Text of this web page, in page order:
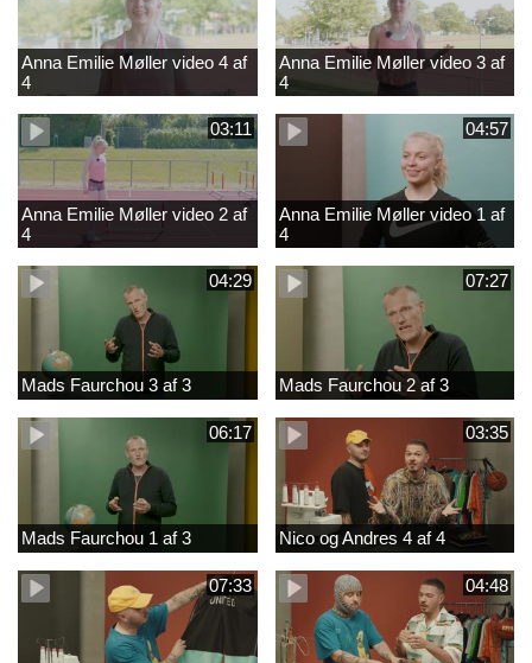
Anna Emilie Møller video 4 af
4
Anna Emilie Møller video 3 af
4
03:11
Anna Emilie Møller video 2 af
4
04:57
Anna Emilie Møller video 1 af
4
04:29
Mads Faurchou 3 af 3
07:27
Mads Faurchou 2 af 3
06:17
Mads Faurchou 1 af 3
03:35
Nico og Andres 4 af 4
07:33 04:48